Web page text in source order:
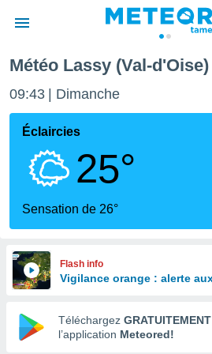
de
Météo Lassy (Val-d'Oise)
09:43 Dimanche
Éclaircies
25°
Sensation de 26°
Flash info
Vigilance orange : alerte
Téléchargez GRATUITEMENT
l’application Meteored!